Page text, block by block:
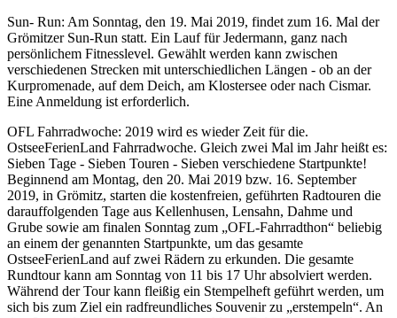
Sun- Run: Am Sonntag, den 19. Mai 2019, findet zum 16. Mal der
Grömitzer Sun-Run statt. Ein Lauf für Jedermann, ganz nach
persönlichem Fitnesslevel. Gewählt werden kann zwischen
verschiedenen Strecken mit unterschiedlichen Längen - ob an der
Kurpromenade, auf dem Deich, am Klostersee oder nach Cismar.
Eine Anmeldung ist erforderlich.
OFL Fahrradwoche: 2019 wird es wieder Zeit für die.
OstseeFerienLand Fahrradwoche. Gleich zwei Mal im Jahr heißt es:
Sieben Tage - Sieben Touren - Sieben verschiedene Startpunkte!
Beginnend am Montag, den 20. Mai 2019 bzw. 16. September
2019, in Grömitz, starten die kostenfreien, geführten Radtouren die
darauffolgenden Tage aus Kellenhusen, Lensahn, Dahme und
Grube sowie am finalen Sonntag zum „OFL-Fahrradthon“ beliebig
an einem der genannten Startpunkte, um das gesamte
OstseeFerienLand auf zwei Rädern zu erkunden. Die gesamte
Rundtour kann am Sonntag von 11 bis 17 Uhr absolviert werden.
Während der Tour kann fleißig ein Stempelheft geführt werden, um
sich bis zum Ziel ein radfreundliches Souvenir zu „erstempeln“. An